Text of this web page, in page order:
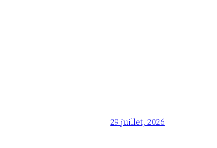
29 juillet, 2026